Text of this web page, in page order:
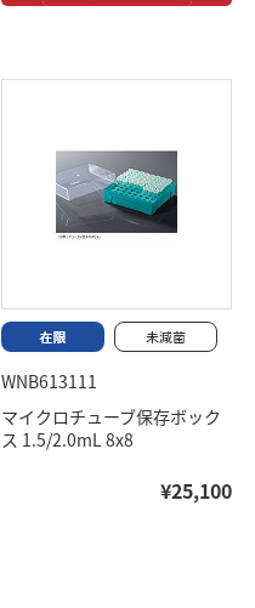
WNB613111
マイクロチューブ保存ボック
ス 1.5/2.0mL 8x8
¥25,100